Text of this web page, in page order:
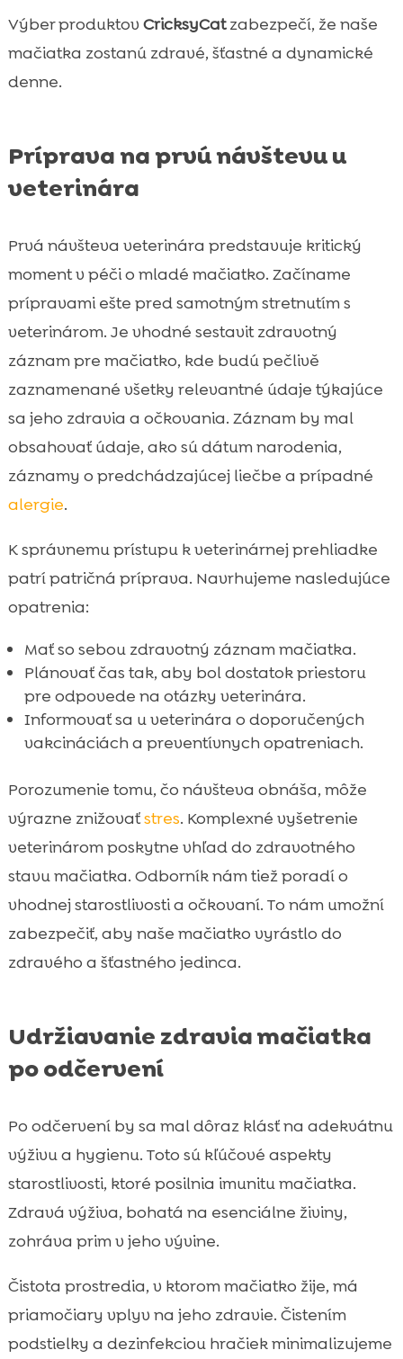
Výber produktov CricksyCatzabezpečí, že naše
mačiatka zostanú zdravé, šťastné a dynamické
denne.
Príprava na prvú návštevu u
veterinára
Prvá návšteva veterinára predstavuje kritický
moment v péči o mladé mačiatko. Začíname
prípravami ešte pred samotným stretnutím s
veterinárom. Je vhodné sestavit zdravotný
záznam pre mačiatko, kde budú pečlivě
zaznamenané všetky relevantné údaje týkajúce
sa jeho zdravia a očkovania. Záznam by mal
obsahovať údaje, ako sú dátum narodenia,
záznamy o predchádzajúcej liečbe a prípadné
alergie.
K správnemu prístupu k veterinárnej prehliadke
patrí patričná príprava. Navrhujeme nasledujúce
opatrenia:
Mať so sebou zdravotný záznam mačiatka.
Plánovať čas tak, aby bol dostatok priestoru
pre odpovede na otázky veterinára.
Informovať sa u veterinára o doporučených
vakcináciách a preventívnych opatreniach.
Porozumenie tomu, čo návšteva obnáša, môže
výrazne znižovaťstres. Komplexné vyšetrenie
veterinárom poskytne vhľad do zdravotného
stavu mačiatka. Odborník nám tiež poradí o
vhodnej starostlivosti a očkovaní. To nám umožní
zabezpečiť, aby naše mačiatko vyrástlo do
zdravého a šťastného jedinca.
Udržiavanie zdravia mačiatka
po odčervení
Po odčervení by sa mal dôraz klásť na adekvátnu
výživu a hygienu. Toto sú kľúčové aspekty
starostlivosti, ktoré posilnia imunitu mačiatka.
Zdravá výživa, bohatá na esenciálne živiny,
zohráva prim v jeho vývine.
Čistota prostredia, v ktorom mačiatko žije, má
priamočiary vplyv na jeho zdravie. Čistením
podstielky a dezinfekciou hračiek minimalizujeme